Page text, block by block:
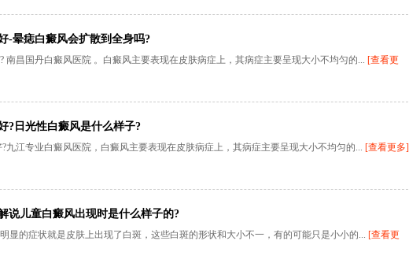
-晕痣白癜风会扩散到全身吗?
南昌国丹白癜风医院 。白癜风主要表现在皮肤病症上，其病症主要呈现大小不均匀的... [查看更
?日光性白癜风是什么样子?
九江专业白癜风医院，白癜风主要表现在皮肤病症上，其病症主要呈现大小不均匀的... [查看更多]
说儿童白癜风出现时是什么样子的?
显的症状就是皮肤上出现了白斑，这些白斑的形状和大小不一，有的可能只是小小的... [查看更